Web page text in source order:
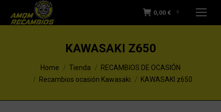
0,00 € 0
KAWASAKI Z650
You are here:Home Tienda
RECAMBIOS DE OCASIÓN
Recambios ocasión Kawasaki
KAWASAKI z650